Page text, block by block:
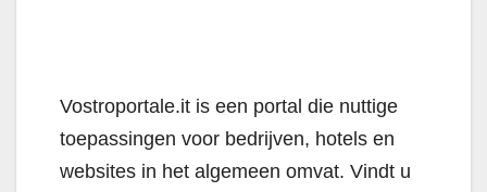
Vostroportale.it is een portal die nuttige
toepassingen voor bedrijven, hotels en
websites in het algemeen omvat. Vindt u